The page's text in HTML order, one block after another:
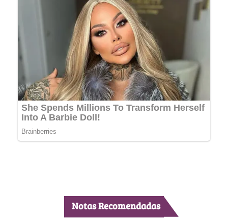
Notas Recomendadas